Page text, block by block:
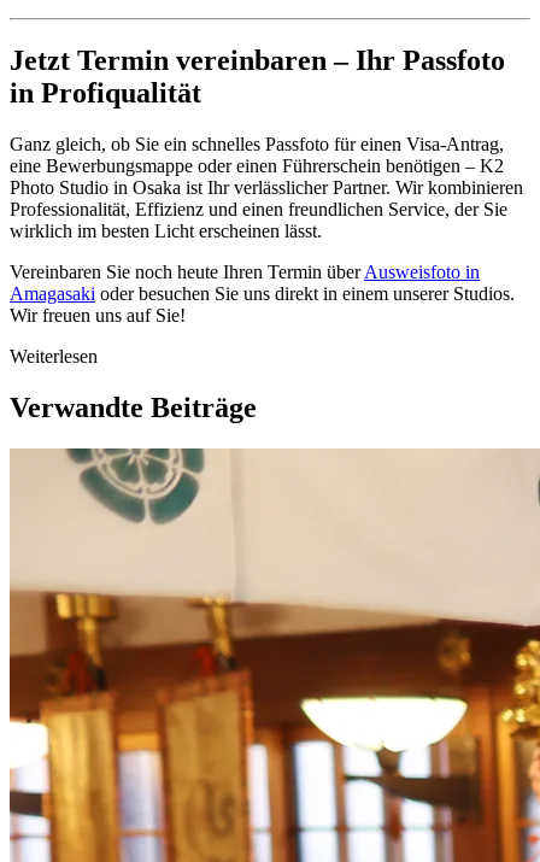
Jetzt Termin vereinbaren – Ihr Passfoto
in Profiqualität
Ganz gleich, ob Sie ein schnelles Passfoto für einen Visa-Antrag,
eine Bewerbungsmappe oder einen Führerschein benötigen – K2
Photo Studio in Osaka ist Ihr verlässlicher Partner. Wir kombinieren
Professionalität, Effizienz und einen freundlichen Service, der Sie
wirklich im besten Licht erscheinen lässt.
Vereinbaren Sie noch heute Ihren Termin überAusweisfoto in
Amagasaki oder besuchen Sie uns direkt in einem unserer Studios.
Wir freuen uns auf Sie!
Weiterlesen
Verwandte Beiträge